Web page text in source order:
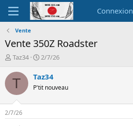
Connexion
Vente
Vente 350Z Roadster
A
t
r
d
e
Taz34
D
t
e
d
é
2/7/26
T Taz34
P'tit nouveau
2/7/26